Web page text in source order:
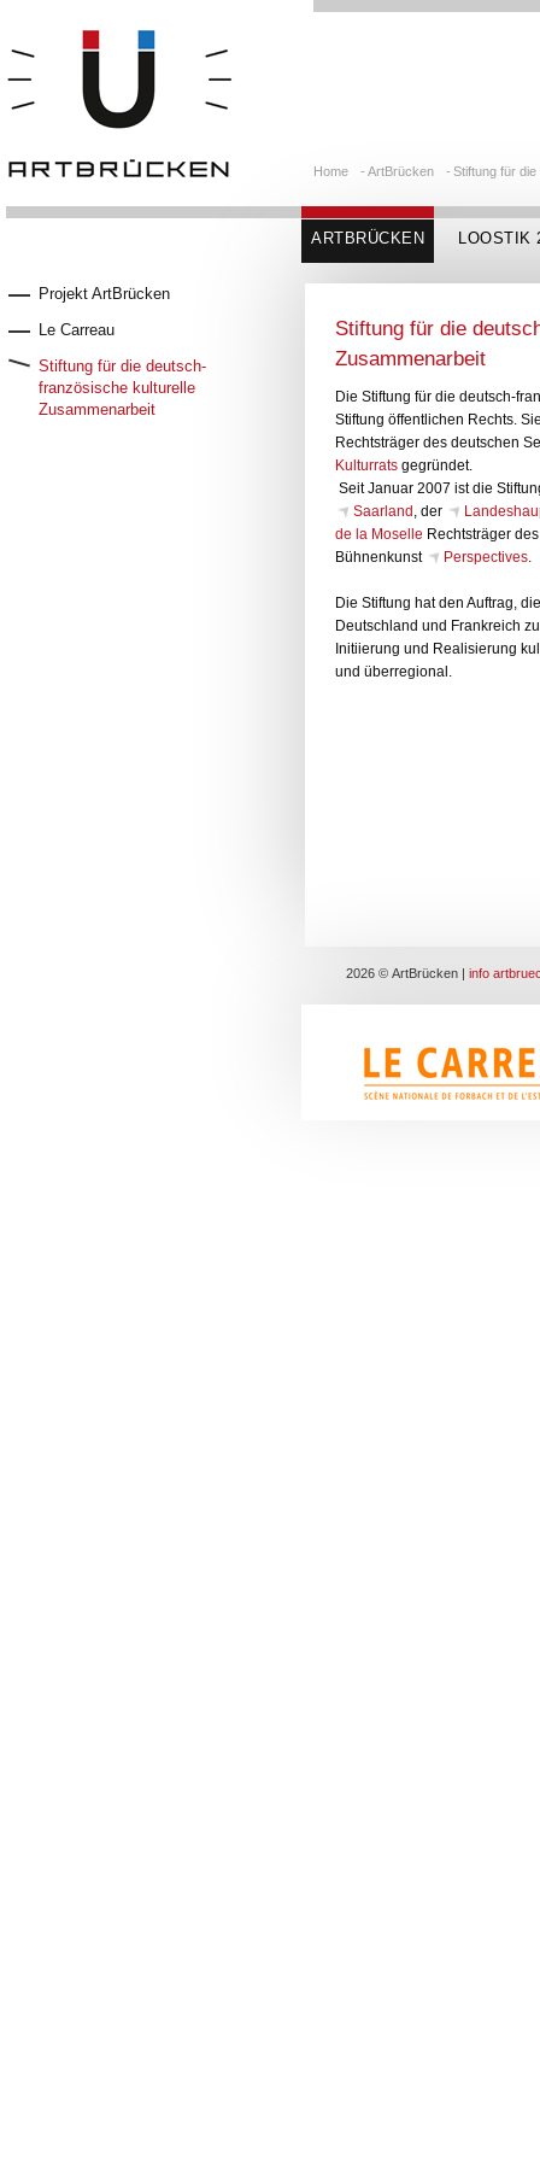
Home - ArtBrücken - Stiftung für
ARTBRÜCKEN LOOSTIK
Projekt ArtBrücken
Le Carreau
Stiftung für die deutsch-
französische kulturelle
Zusammenarbeit
Stiftung für die
Zusammenarbeit
Die Stiftung für die deutsch-
Stiftung öffentlichen Rechts.
Rechtsträger des deutschen
Kulturrats gegründet.
Seit Januar 2007 ist die
Saarland
, der
de la Moselle Rechtsträger
Bühnenkunst
Perspectives
Die Stiftung hat den Auftrag,
Deutschland und Frankreich
Initiierung und Realisierung
und überregional.
2026 © ArtBrücken | info